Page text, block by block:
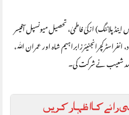
پلاننگ) ازکیٰ فاطمیٰ، تحصیل میونسپل آفیسر
شاہ اور عمران اللّٰہ،
محمد شعیب نے شرکت کی۔
رائے کا اظہار کریں